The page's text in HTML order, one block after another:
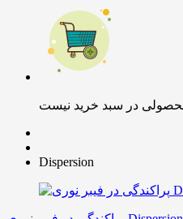
Dispersion